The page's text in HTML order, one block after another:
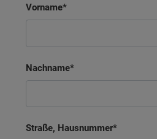
Vorname
Nachname
Straße, Hausnummer